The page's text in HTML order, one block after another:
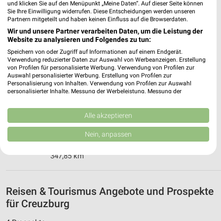
Thüringer Reisen Erfurt
Gottstedter Landstraße 6
99092 Erfurt
Heute
241,48 km
❯
KissSalis Therme - Kannewischer Collection
Heiligenfelder Allee 16
97688 Bad Kissingen
Heute 09:00 - 19:00 Uhr | Schließt in 40 Min.
347,85 km
Reisen & Tourismus Angebote und Prospekte
für Creuzburg
und klicken Sie auf den Menüpunkt „Meine Daten“. Auf dieser Seite können
Sie Ihre Einwilligung widerrufen. Diese Entscheidungen werden unseren
Partnern mitgeteilt und haben keinen Einfluss auf die Browserdaten.
Wir und unsere Partner verarbeiten Daten, um die Leistung der
Website zu analysieren und Folgendes zu tun:
Speichern von oder Zugriff auf Informationen auf einem Endgerät.
Verwendung reduzierter Daten zur Auswahl von Werbeanzeigen. Erstellung
von Profilen für personalisierte Werbung. Verwendung von Profilen zur
Auswahl personalisierter Werbung. Erstellung von Profilen zur
Personalisierung von Inhalten. Verwendung von Profilen zur Auswahl
personalisierter Inhalte. Messung der Werbeleistung. Messung der
Kombinationen von Daten aus verschiedenen Quellen. Entwicklung und
Verbesserung der Angebote. Verwendung reduzierter Daten zur Auswahl
von Inhalten.
Daten können außerhalb der Europäischen Union weitergegeben und in die
Website/App.
IAB-Verarbeitungszwecke:
Speichern von oder Zugriff auf Informationen
auf einem Endgerät
Alle akzeptieren
Nein, anpassen